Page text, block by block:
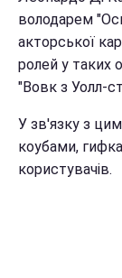
володарем
акторської
ролей у таких
"Вовк з Уолл-
У зв'язку з
коубами,
користувачів.